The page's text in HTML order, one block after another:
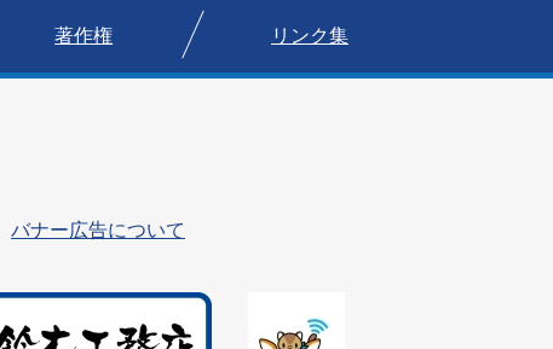
著作権 リンク集
バナー広告について
枚